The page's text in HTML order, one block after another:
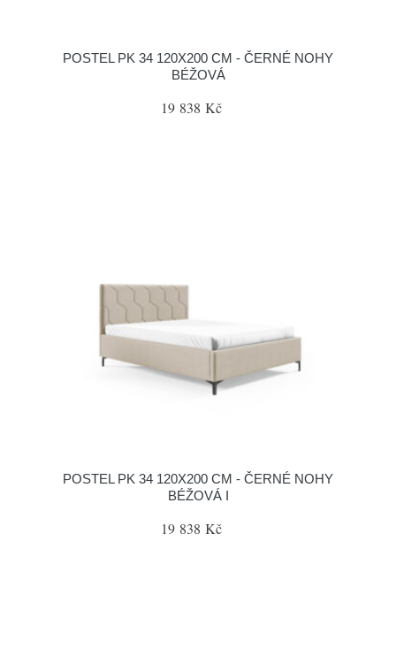
POSTEL PK 34 120X200 CM - ČERNÉ NOHY
BÉŽOVÁ
19 838 Kč
POSTEL PK 34 120X200 CM - ČERNÉ NOHY
BÉŽOVÁ I
19 838 Kč